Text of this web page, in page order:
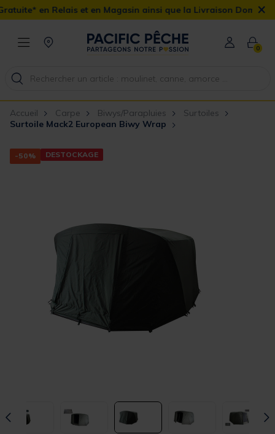
et en Magasin ainsi que la Livraison Domicile offerte dès 90€
×
0
Accueil Carpe Biwys/Parapluies
Surtoiles
Surtoile Mack2 European Biwy Wrap
-50% DESTOCKAGE